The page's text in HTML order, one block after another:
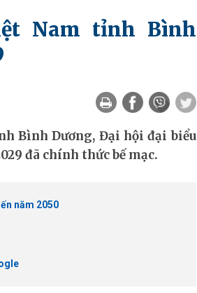
Nam tỉnh Bình
Bình Dương, Đại hội đại biểu
đã chính thức bế mạc.
năm 2050